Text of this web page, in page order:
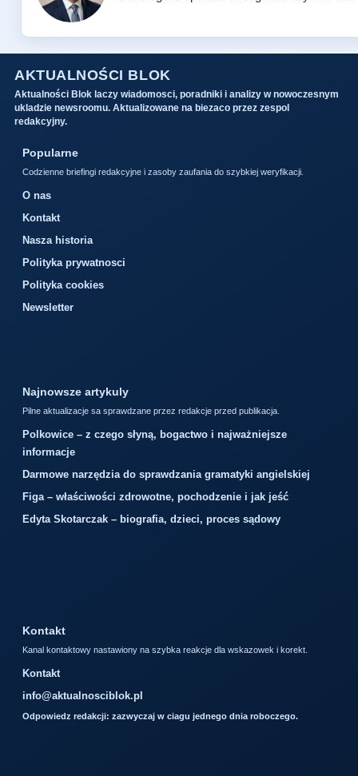
AKTUALNOŚCI BLOK
Aktualności Blok laczy wiadomosci, poradniki i analizy w nowoczesnym
ukladzie newsroomu. Aktualizowane na biezaco przez zespol
redakcyjny.
Popularne
Codzienne briefingi redakcyjne i zasoby zaufania do szybkiej weryfikacji.
O nas
Kontakt
Nasza historia
Polityka prywatnosci
Polityka cookies
Newsletter
Najnowsze artykuly
Pilne aktualizacje sa sprawdzane przez redakcje przed publikacja.
Polkowice – z czego słyną, bogactwo i najważniejsze
informacje
Darmowe narzędzia do sprawdzania gramatyki angielskiej
Figa – właściwości zdrowotne, pochodzenie i jak jeść
Edyta Skotarczak – biografia, dzieci, proces sądowy
Kontakt
Kanal kontaktowy nastawiony na szybka reakcje dla wskazowek i korekt.
Kontakt
info@aktualnosciblok.pl
Odpowiedz redakcji: zazwyczaj w ciagu jednego dnia roboczego.